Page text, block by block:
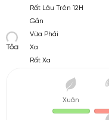
Rất Lâu Trên 12H
Tỏa
Gần
Vừa Phải
Xa
Rất Xa
Xuân